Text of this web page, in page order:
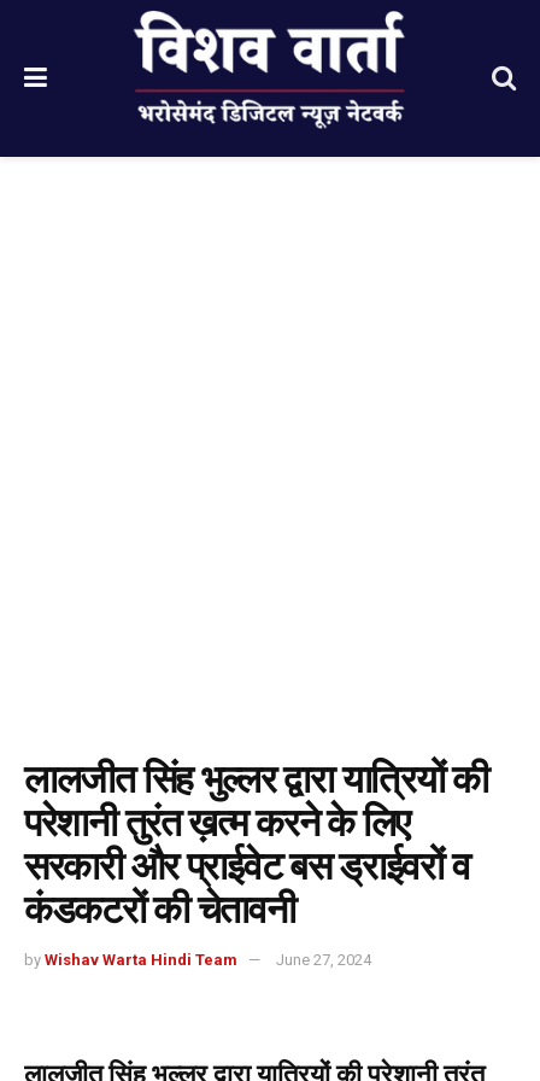
लालजीत सिंह भुल्लर द्वारा यात्रियों की
परेशानी तुरंत ख़त्म करने के लिए
सरकारी और प्राईवेट बस ड्राईवरों व
कंडकटरों की चेतावनी
by Wishav Warta Hindi Team June 27, 2024
लालजीत सिंह भुल्लर द्वारा यात्रियों की परेशानी तुरंत